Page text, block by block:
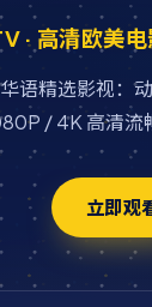
· 高清欧美
语精选影视：
/ 4K 高清流
立即观